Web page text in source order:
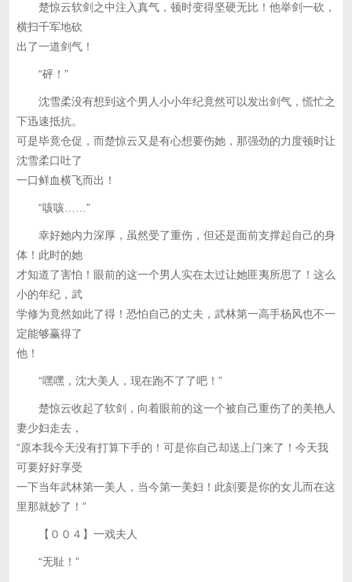
楚惊云软剑之中注入真气，顿时变得坚硬无比！他举剑一砍，
横扫千军地砍
出了一道剑气！
“砰！”
沈雪柔没有想到这个男人小小年纪竟然可以发出剑气，慌忙之
下迅速抵抗。
可是毕竟仓促，而楚惊云又是有心想要伤她，那强劲的力度顿时让
沈雪柔口吐了
一口鲜血横飞而出！
“咳咳……”
幸好她内力深厚，虽然受了重伤，但还是面前支撑起自己的身
体！此时的她
才知道了害怕！眼前的这一个男人实在太过让她匪夷所思了！这么
小的年纪，武
学修为竟然如此了得！恐怕自己的丈夫，武林第一高手杨风也不一
定能够赢得了
他！
“嘿嘿，沈大美人，现在跑不了了吧！”
楚惊云收起了软剑，向着眼前的这一个被自己重伤了的美艳人
妻少妇走去，
“原本我今天没有打算下手的！可是你自己却送上门来了！今天我
可要好好享受
一下当年武林第一美人，当今第一美妇！此刻要是你的女儿而在这
里那就妙了！”
【００４】一戏夫人
“无耻！”